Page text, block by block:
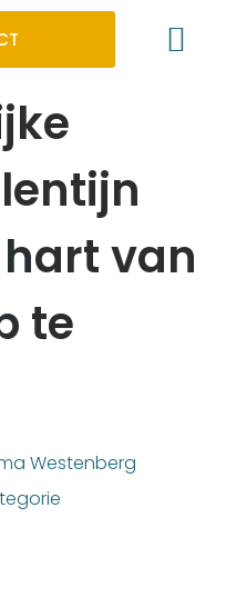
van
te
Westenberg